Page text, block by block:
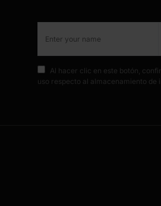
Al hacer clic en este botón,
uso respecto al almacenamiento